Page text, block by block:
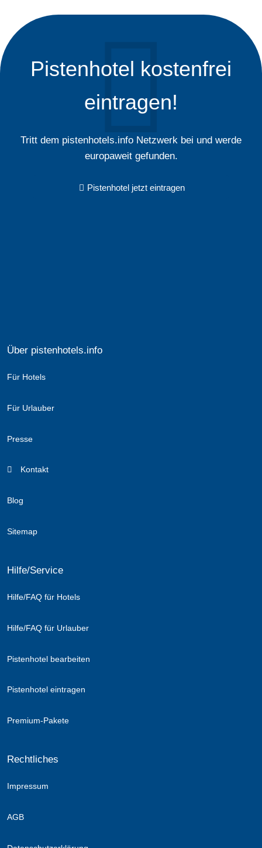
Pistenhotel kostenfrei
eintragen!
Tritt dem pistenhotels.info Netzwerk bei und werde
europaweit gefunden.
Pistenhotel jetzt eintragen
Über pistenhotels.info
Für Hotels
Für Urlauber
Presse
Kontakt
Blog
Sitemap
Hilfe/Service
Hilfe/FAQ für Hotels
Hilfe/FAQ für Urlauber
Pistenhotel bearbeiten
Pistenhotel eintragen
Premium-Pakete
Rechtliches
Impressum
AGB